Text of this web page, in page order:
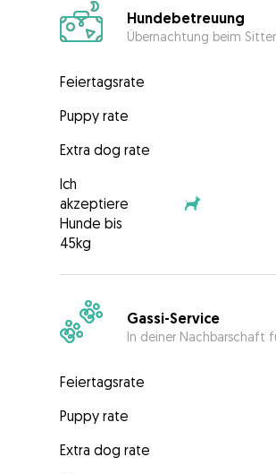
Hundebetreuung
Übernachtung beim
Feiertagsrate
Puppy rate
Extra dog rate
Ich
akzeptiere
Hunde bis
45kg
Gassi-Service
In deiner Nachbarschaft
Feiertagsrate
Puppy rate
Extra dog rate